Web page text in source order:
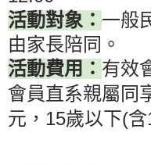
活動對象： 一般
由家長陪同。
活動費用： 有效
會員直系親屬同
元， 15歲以下(含